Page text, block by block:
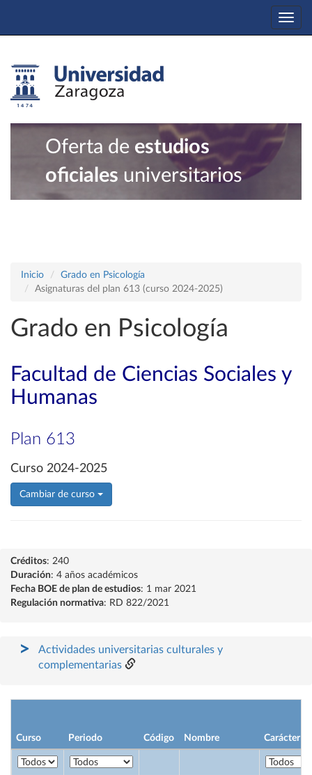
Oferta de estudios
oficiales universitarios
Inicio
Grado en Psicología
Asignaturas del plan 613 (curso 2024-2025)
Grado en Psicología
Facultad de Ciencias Sociales y
Humanas
Plan 613
Curso 2024-2025
Cambiar de curso
Créditos: 240
Duración: 4 años académicos
Fecha BOE de plan de estudios: 1 mar 2021
Regulación normativa: RD 822/2021
Actividades universitarias culturales y
complementarias
Curso Periodo Código Nombre Carácter